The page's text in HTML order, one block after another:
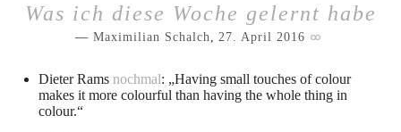
Was ich diese Woche gelernt habe
Maximilian Schalch, 27. April 2016
Dieter Rams nochmal: „Having small touches of colour
makes it more colourful than having the whole thing in
colour.“